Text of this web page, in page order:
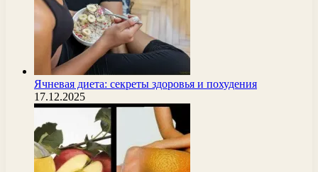
Ячневая диета: секреты здоровья и похудения
17.12.2025